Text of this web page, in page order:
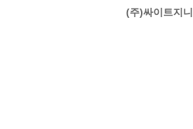
(주)싸이트지니